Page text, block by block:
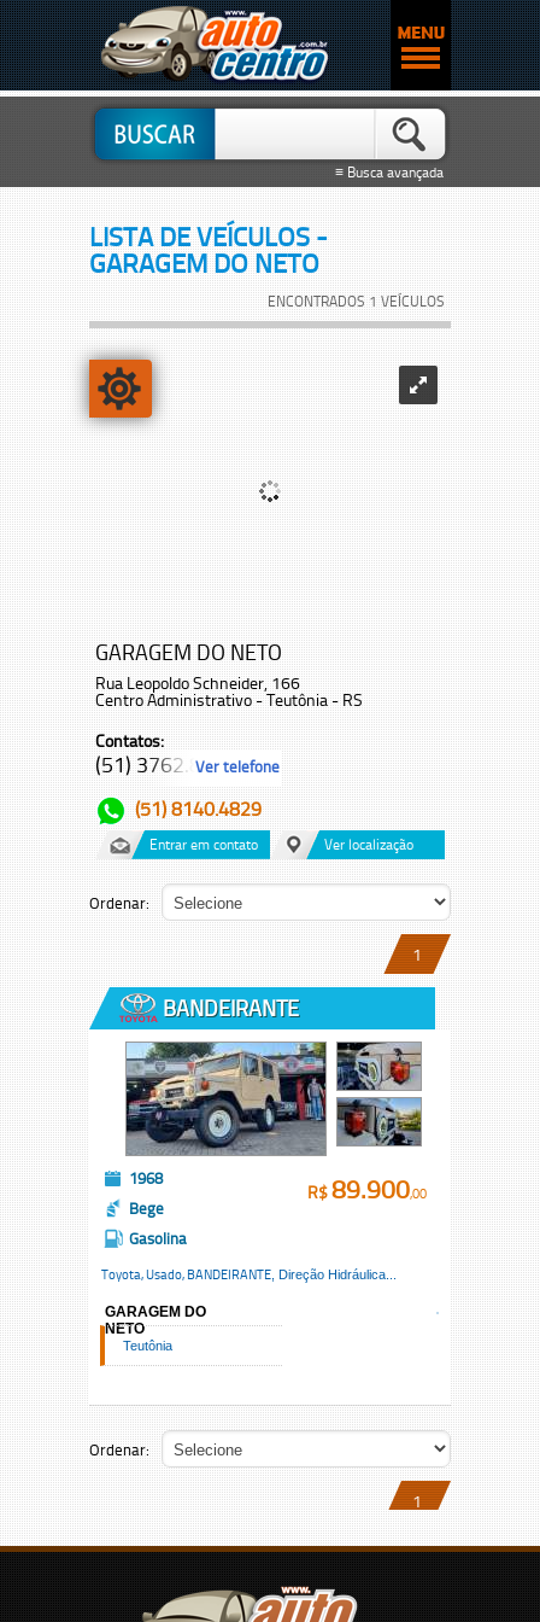
≡ Busca avançada
LISTA DE VEÍCULOS -
GARAGEM DO NETO
ENCONTRADOS 1 VEÍCULOS
GARAGEM DO NETO
Rua Leopoldo Schneider, 166
Centro Administrativo - Teutônia - RS
Contatos:
(51) 3762.8...Ver telefone
(51) 8140.4829
Entrar em contato Ver localização
Ordenar:
1
BANDEIRANTE
1968
Bege
Gasolina
Toyota, Usado, BANDEIRANTE , Direção Hidráulica...
R$89.900,00
GARAGEM DO
NETO
Teutônia
Ordenar:
1